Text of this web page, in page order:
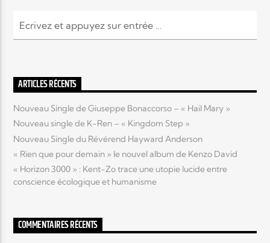
ARTICLES RÉCENTS
Nouveau Single de Giuseppe Bonaccorso – « Hail Mary »
Nouveau single de K-Ren – « Kingdom Step »
Nouveau Single du Révérend Hayward Anderson
« Rien que pour demain » le nouvel album de Kenzo David
« Horizon 3000 » : Kent-Zo trace une utopie lucide entre
conscience écologique et humanisme
COMMENTAIRES RÉCENTS